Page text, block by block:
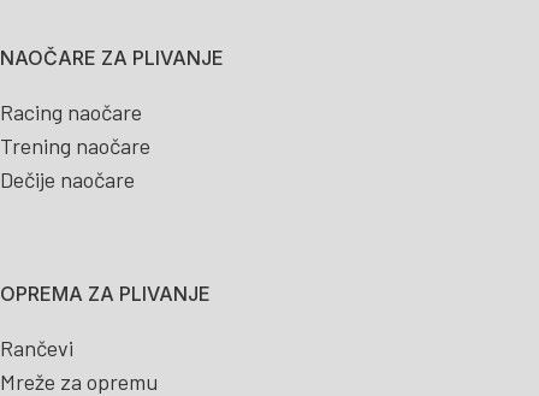
NAOČARE ZA PLIVANJE
Racing naočare
Trening naočare
Dečije naočare
OPREMA ZA PLIVANJE
Rančevi
Mreže za opremu